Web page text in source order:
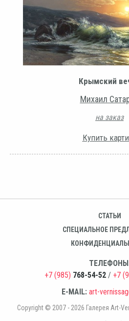
Крымский
Михаил
на заказ
Купить
СТАТЬИ
СПЕЦИАЛЬНОЕ
+7 (985) 768-54-52 / +7
E-MAIL: art-
Copyright © 2007 - 2026 Галерея Art-